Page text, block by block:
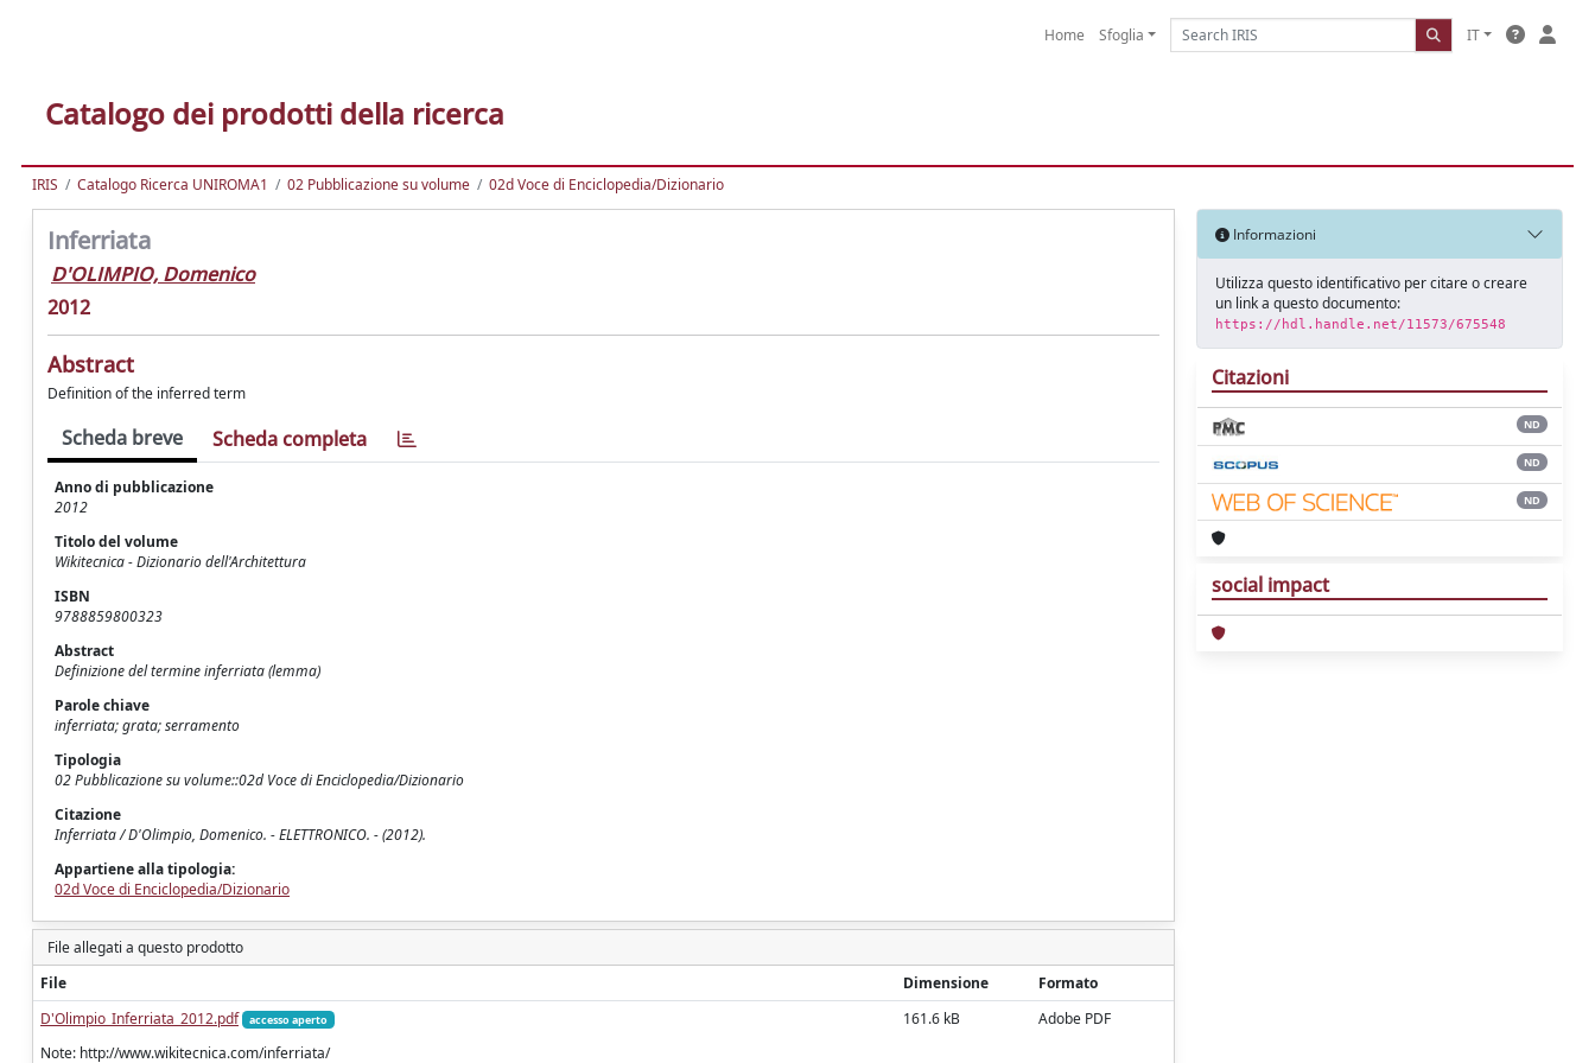
Home Sfoglia IT
Catalogo dei prodotti della ricerca
IRIS Catalogo Ricerca UNIROMA1 02 Pubblicazione su volume 02d Voce di Enciclopedia/Dizionario
Inferriata
D'OLIMPIO, Domenico
2012
Abstract
Definition of the inferred term
Scheda breve Scheda completa
Anno di pubblicazione
2012
Titolo del volume
Wikitecnica - Dizionario dell'Architettura
ISBN
9788859800323
Abstract
Definizione del termine inferriata (lemma)
Parole chiave
inferriata; grata; serramento
Tipologia
02 Pubblicazione su volume::02d Voce di Enciclopedia/Dizionario
Citazione
Inferriata / D'Olimpio, Domenico. - ELETTRONICO. - (2012).
Appartiene alla tipologia:
02d Voce di Enciclopedia/Dizionario
File allegati a questo prodotto
File
Dimensione
Formato
D'Olimpio_Inferriata_2012.pdf
accesso aperto
Note: http://www.wikitecnica.com/inferriata/
161.6 kB Adobe PDF
Informazioni
Utilizza questo identificativo per citare o creare
un link a questo documento:
https://hdl.handle.net/11573/675548
Citazioni
ND
ND
ND
social impact